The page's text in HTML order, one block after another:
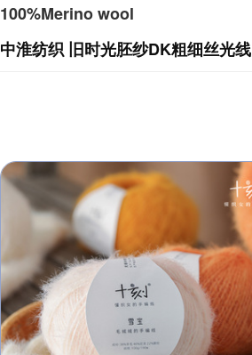
100%Merino wool
中淮纺织 旧时光胚纱DK粗细丝光线